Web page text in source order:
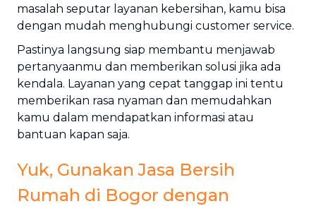
masalah seputar layanan kebersihan, kamu bisa
dengan mudah menghubungi customer service.
Pastinya langsung siap membantu menjawab
pertanyaanmu dan memberikan solusi jika ada
kendala. Layanan yang cepat tanggap ini tentu
memberikan rasa nyaman dan memudahkan
kamu dalam mendapatkan informasi atau
bantuan kapan saja.
Yuk, Gunakan Jasa Bersih
Rumah di Bogor dengan